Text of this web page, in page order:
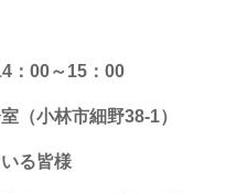
：00～15：00
（小林市細野38-1）
る皆様